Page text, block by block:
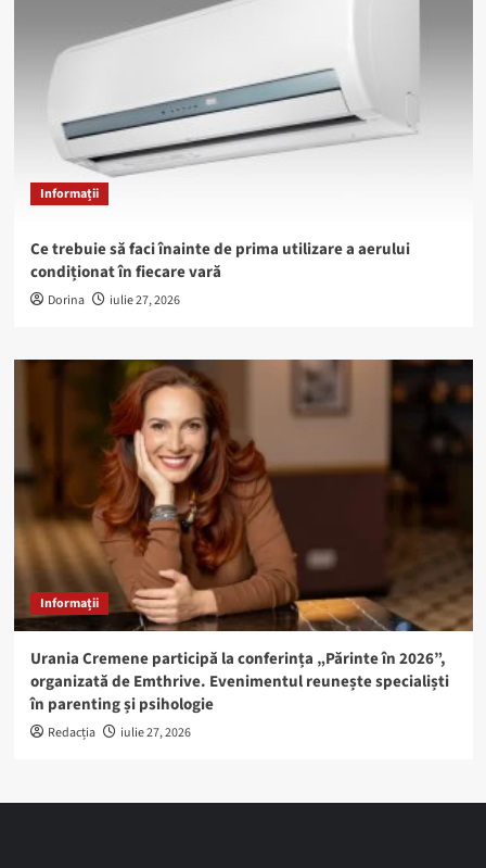
Informații
Ce trebuie să faci înainte de prima utilizare a aerului
condiționat în fiecare vară
Dorina iulie 27, 2026
Informații
Urania Cremene participă la conferința „Părinte în 2026”,
organizată de Emthrive. Evenimentul reunește specialiști
în parenting și psihologie
Redacția iulie 27, 2026